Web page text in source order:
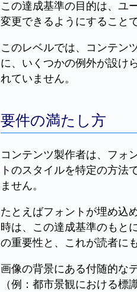
この達成基準の目的は、ユ
変更できるようにすることで
このレベルでは、コンテン
に、いくつかの例外が設け
れていません。
要件の満たし方
コンテンツ製作者は、フォ
トのスタイルを特定の方法
ません。
たとえばフォントが埋め込
時は、この達成基準のもと
の重要性と、これが読者に
画像の背景にある付随的な
（例：都市景観における標